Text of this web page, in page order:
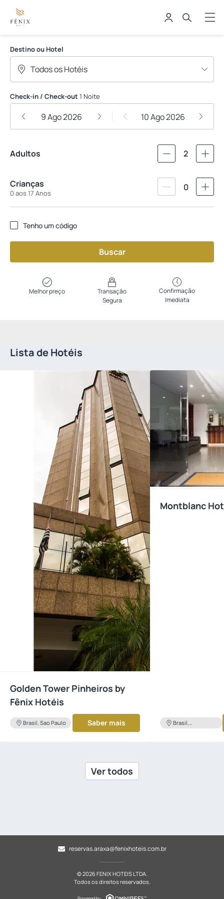
FENIX HOTEIS LTDA
Destino ou Hotel
Check-in / Check-out 1 Noite
9 Ago 2026 10 Ago 2026
Adultos 2
Crianças
0 aos 17 Anos
0
Tenho um código
Buscar
Melhor preço
Transação
Segura
Confirmação
Imediata
Lista de Hotéis
Golden Tower Pinheiros by
Fênix Hotéis
Brasil, Sao Paulo Saber mais
Montblanc
Brasil,
Ver todos
reservas.araxa@fenixhoteis.com.br
© 2026 FENIX HOTEIS LTDA.
Todos os direitos reservados.